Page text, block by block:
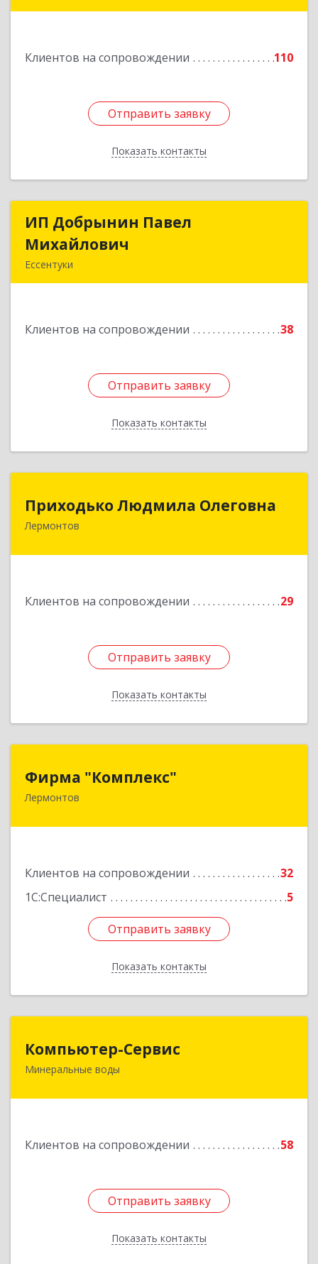
Клиентов на сопровождении 110
Отправить заявку
Показать контакты
Подробнее
Отправить заявку
Назад
ИП Добрынин Павел
Михайлович
Ессентуки
Клиентов на сопровождении 38
Отправить заявку
Показать контакты
ИП Добрынин Павел
Отправить заявку
Назад
Приходько Людмила Олеговна
Лермонтов
Клиентов на сопровождении 29
Отправить заявку
Показать контакты
357341, Лермонтов г, П.Лумумбы ул, дом №
Отправить заявку
Назад
Фирма "Комплекс"
Лермонтов
Клиентов на сопровождении
32
1С:Специалист
5
Отправить заявку
Показать контакты
357348, Ставропольский край, Лермонтов г,
Отправить заявку
Назад
Компьютер-Сервис
Минеральные воды
Клиентов на сопровождении 58
Отправить заявку
Показать контакты
357202, Ставропольский край, Минеральные
Отправить заявку
Назад